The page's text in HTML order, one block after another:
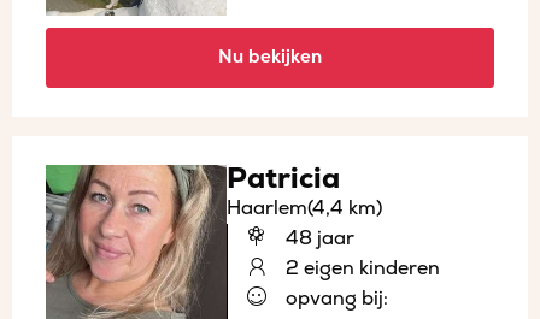
Nu bekijken
Patricia
Haarlem(4,4 km)
48 jaar
2 eigen kinderen
opvang bij: